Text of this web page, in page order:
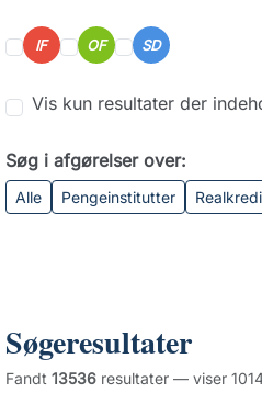
IF OF SD
Vis kun resultater der
Søg i afgørelser over:
Alle Pengeinstitutter
Søgeresultater
Fandt 13536resultater — viser